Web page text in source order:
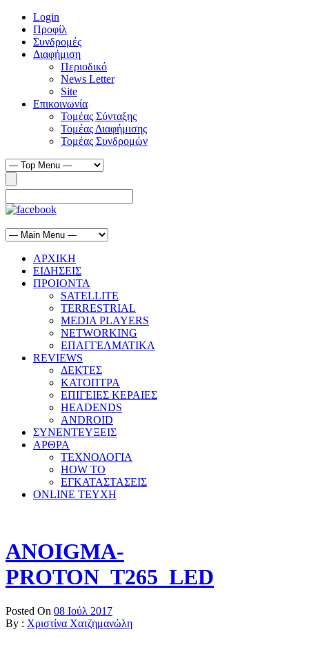
Login
Προφίλ
Συνδρομές
Διαφήμιση
Περιοδικό
News Letter
Site
Επικοινωνία
Τομέας Σύνταξης
Τομέας Διαφήμισης
Τομέας Συνδρομών
ΑΡΧΙΚΗ
ΕΙΔΗΣΕΙΣ
ΠΡΟΙΟΝΤΑ
SATELLITE
TERRESTRIAL
MEDIA PLAYERS
NETWORKING
ΕΠΑΓΓΕΛΜΑΤΙΚΑ
REVIEWS
ΔΕΚΤΕΣ
ΚΑΤΟΠΤΡΑ
ΕΠΙΓΕΙΕΣ ΚΕΡΑΙΕΣ
HEADENDS
ANDROID
ΣΥΝΕΝΤΕΥΞΕΙΣ
ΑΡΘΡΑ
ΤΕΧΝΟΛΟΓΙΑ
HOW TO
ΕΓΚΑΤΑΣΤΑΣΕΙΣ
ONLINE TEYXH
ANOIGMA-
PROTON_T265_LED
Posted On 08 Ιούλ 2017
By : Χριστίνα Χατζημανώλη